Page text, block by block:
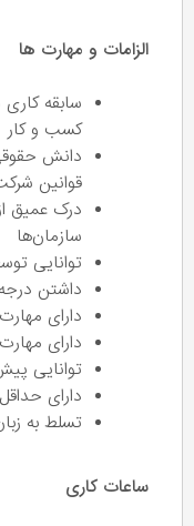
الزامات و مهارت ها
سابقه
کسب و کار
دانش
قوانین
درک عمیق
سازمان‌ها
توانایی
داشتن
دارای
دارای
توانایی
دارای
تسلط به
ساعات کاری